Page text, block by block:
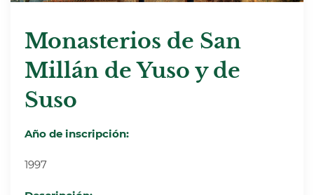
Monasterios de San
Millán de Yuso y de
Suso
Año de inscripción:
1997